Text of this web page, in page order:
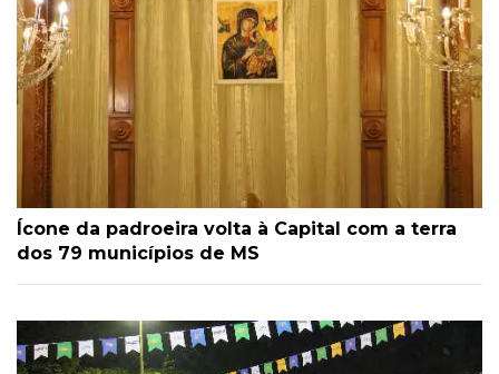
Ícone da padroeira volta à Capital com a terra
dos 79 municípios de MS